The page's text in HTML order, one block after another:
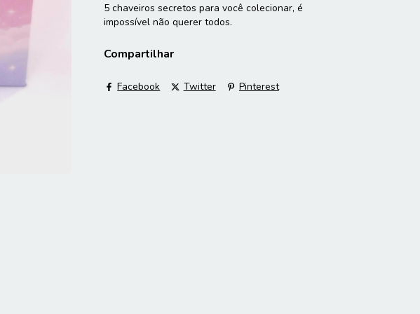
5 chaveiros secretos para você colecionar, é
impossível não querer todos.
Compartilhar
Facebook Twitter Pinterest